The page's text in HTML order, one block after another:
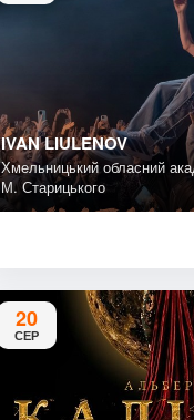
IVAN LIULENOV
Хмельницький обласний
М. Старицького
20
СЕР